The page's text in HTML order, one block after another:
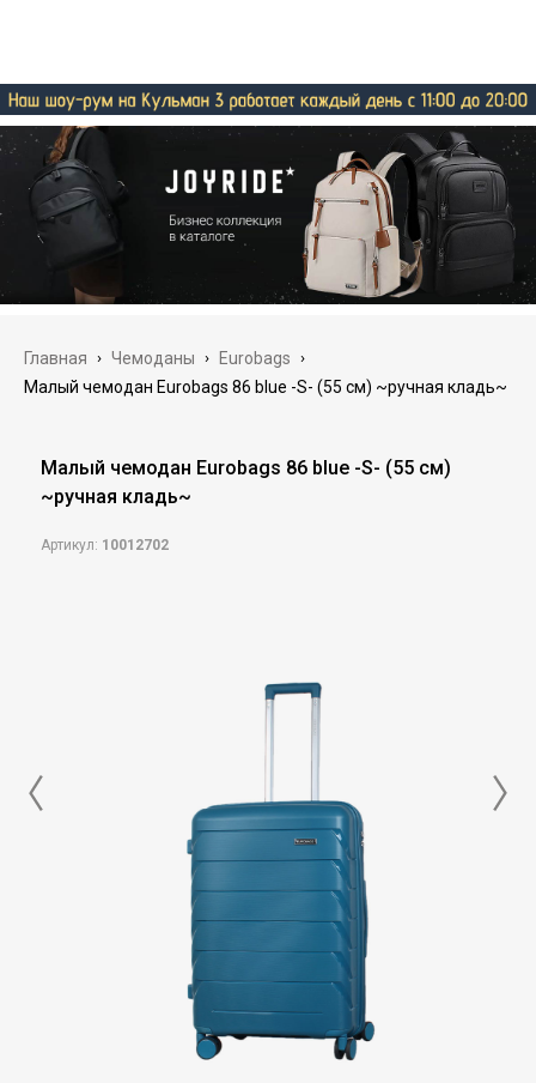
Главная › Чемоданы › Eurobags ›
Малый чемодан Eurobags 86 blue -S- (55 см) ~ручная кладь~
Малый чемодан Eurobags 86 blue -S- (55 см)
~ручная кладь~
Артикул: 10012702